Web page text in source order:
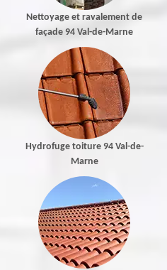
Nettoyage et ravalement de
façade 94 Val-de-Marne
Hydrofuge toiture 94 Val-de-
Marne